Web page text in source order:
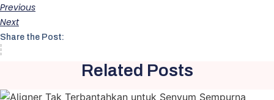
Previous
Next
Share the Post:
Related Posts